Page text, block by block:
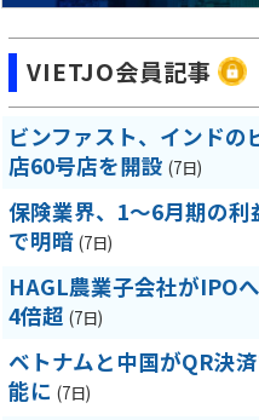
VIETJO会員記事
ビンファスト、インド
店60号店を開設 (7日)
保険業界、1～6月期の
で明暗 (7日)
HAGL農業子会社がIPO
4倍超 (7日)
ベトナムと中国がQR決
能に (7日)